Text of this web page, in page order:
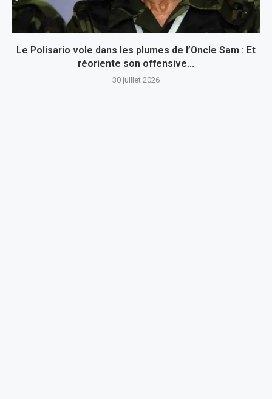
Le Polisario vole dans les plumes de l’Oncle Sam : Et
réoriente son offensive...
30 juillet 2026